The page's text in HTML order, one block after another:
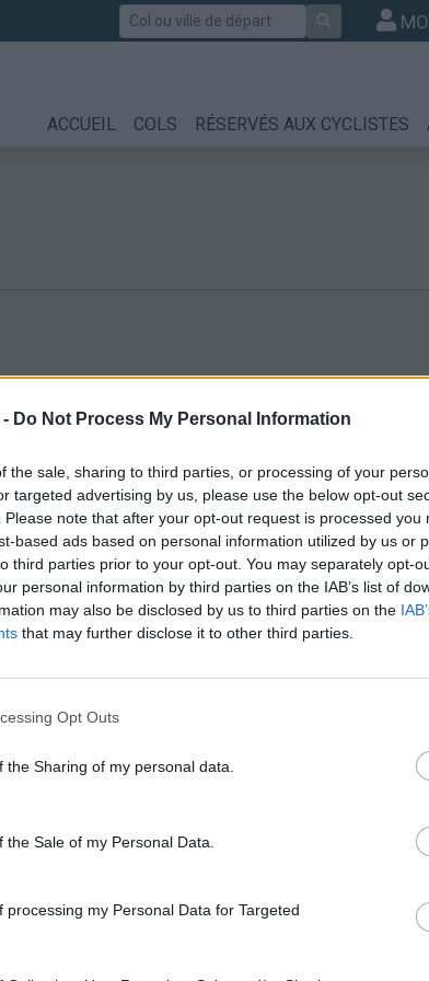
Do Not Process My Personal Information
the sale, sharing to third parties, or processing of your
targeted advertising by us, please use the below opt-out
note that after your opt-out request is processed you
based ads based on personal information utilized by us or
third parties prior to your opt-out. You may separately opt-
personal information by third parties on the IAB’s list of
may also be disclosed by us to third parties on the
that may further disclose it to other third parties.
Opt Outs
the Sharing of my personal data.
Sale of my Personal Data.
processing my Personal Data for Targeted
Rechercher
ACCUEIL COLS RÉSERVÉS AUX CYCLISTES
les cols que je gravis. Au début je ne
systématiquement enlevés dès que le routes
Michelin (www.viamichelin.fr)
des cols sont indiqués alors que dans la réalité
à un autre col).
vos escalades ?